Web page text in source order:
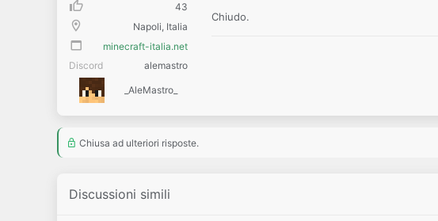
43
Napoli, Italia
minecraft-italia.net
Discord
alemastro
_AleMastro_
Chiudo.
Chiusa ad ulteriori risposte.
Discussioni simili